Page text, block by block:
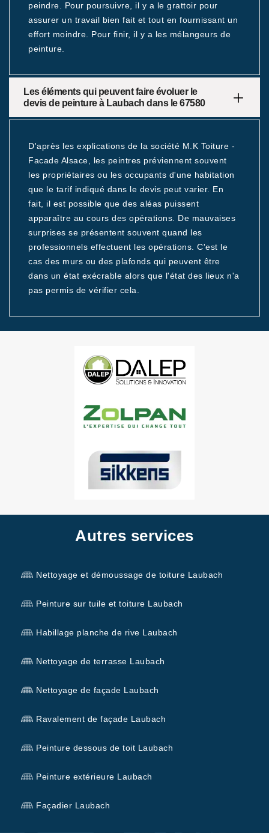
peindre. Pour poursuivre, il y a le grattoir pour
assurer un travail bien fait et tout en fournissant un
effort moindre. Pour finir, il y a les mélangeurs de
peinture.
Les éléments qui peuvent faire évoluer le
devis de peinture à Laubach dans le 67580
D'après les explications de la société M.K Toiture -
Facade Alsace, les peintres préviennent souvent
les propriétaires ou les occupants d'une habitation
que le tarif indiqué dans le devis peut varier. En
fait, il est possible que des aléas puissent
apparaître au cours des opérations. De mauvaises
surprises se présentent souvent quand les
professionnels effectuent les opérations. C'est le
cas des murs ou des plafonds qui peuvent être
dans un état exécrable alors que l'état des lieux n'a
pas permis de vérifier cela.
Autres services
Nettoyage et démoussage de toiture Laubach
Peinture sur tuile et toiture Laubach
Habillage planche de rive Laubach
Nettoyage de terrasse Laubach
Nettoyage de façade Laubach
Ravalement de façade Laubach
Peinture dessous de toit Laubach
Peinture extérieure Laubach
Façadier Laubach